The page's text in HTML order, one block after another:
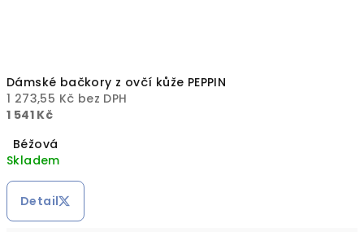
Dámské bačkory z ovčí kůže PEPPIN
1 273,55 Kč bez DPH
1 541 Kč
Béžová
Skladem
Detail